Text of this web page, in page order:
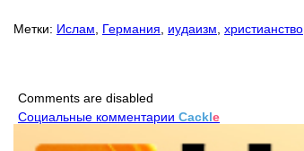
Метки: Ислам Германия иудаизм христианство
Comments are disabled
Социальные комментарии Cackle